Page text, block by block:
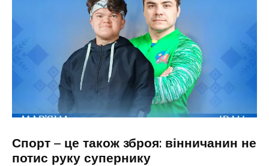
Спорт – це також зброя: вінничанин не
потис руку супернику